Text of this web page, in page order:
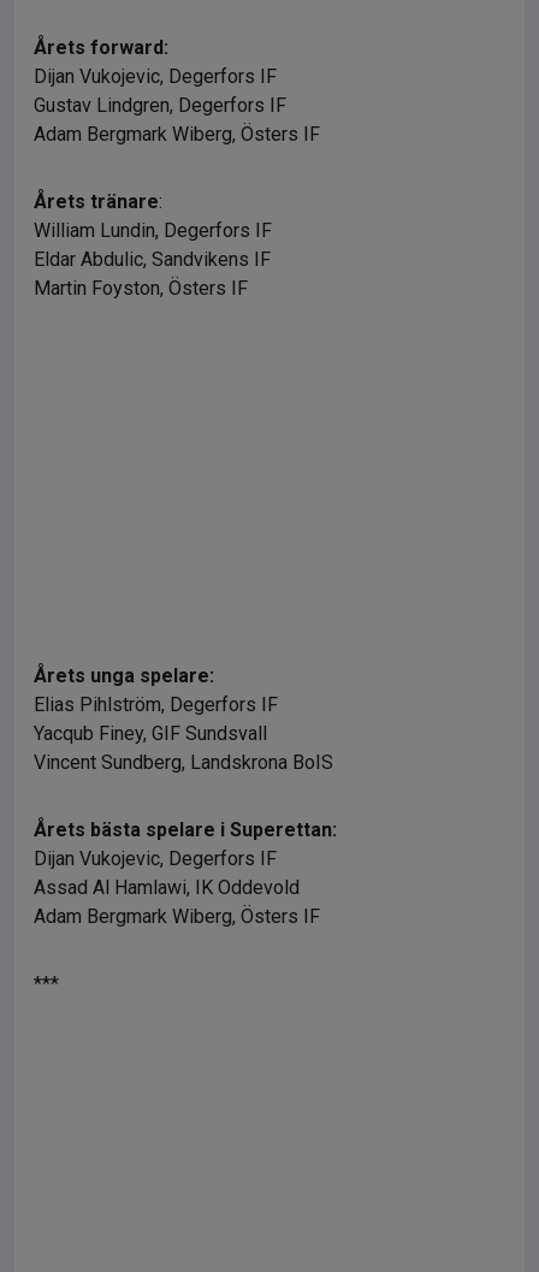
Årets forward:
Dijan Vukojevic, Degerfors IF
Gustav Lindgren, Degerfors IF
Adam Bergmark Wiberg, Östers IF
Årets tränare:
William Lundin, Degerfors IF
Eldar Abdulic, Sandvikens IF
Martin Foyston, Östers IF
Årets unga spelare:
Elias Pihlström, Degerfors IF
Yacqub Finey, GIF Sundsvall
Vincent Sundberg, Landskrona BoIS
Årets bästa spelare i Superettan:
Dijan Vukojevic, Degerfors IF
Assad Al Hamlawi, IK Oddevold
Adam Bergmark Wiberg, Östers IF
***